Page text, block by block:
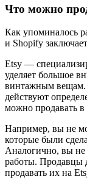
Что можно
Как упоминалось
и Shopify
Etsy —
уделяет большое
винтажным вещам.
действуют
можно продавать в
Например, вы не
которые были
Аналогично, вы не
работы. Продавцы
продавать их на